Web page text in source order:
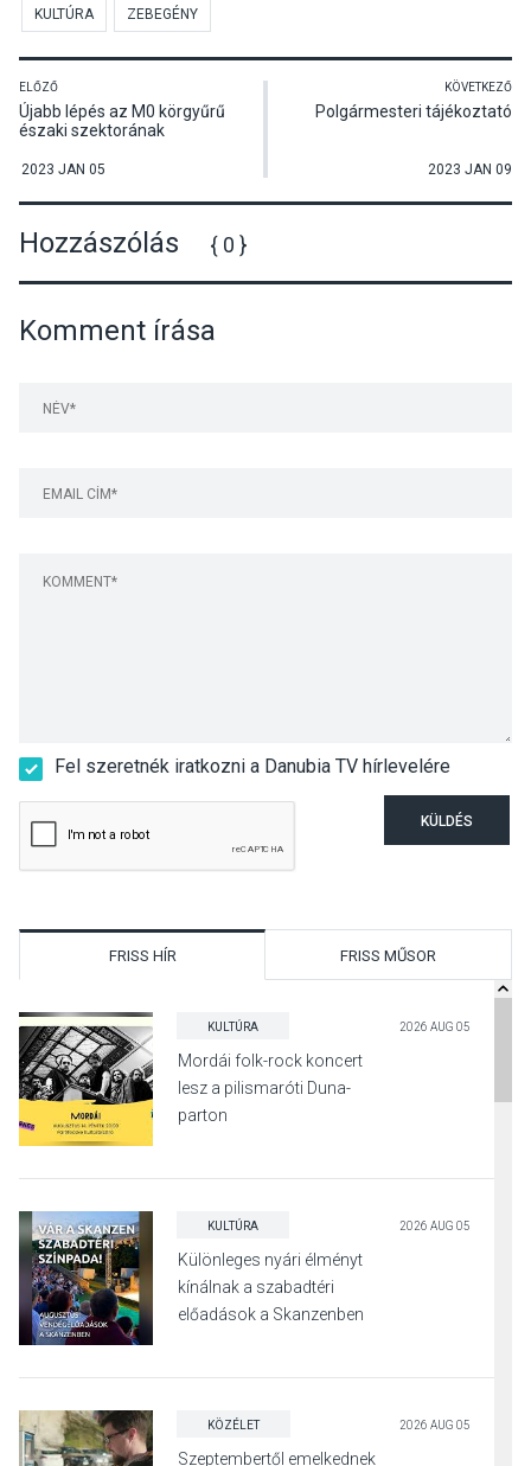
KULTÚRA ZEBEGÉNY
ELŐZŐ
Újabb lépés az M0 körgyűrű
északi szektorának
2023 JAN 05
KÖVETKEZŐ
Polgármesteri tájékoztató
2023 JAN 09
Hozzászólás { 0 }
Komment írása
Fel szeretnék iratkozni a Danubia TV hírlevelére
KÜLDÉS
FRISS HÍR FRISS MŰSOR
KULTÚRA 2026 AUG 05
Mordái folk-rock koncert
lesz a pilismaróti Duna-
parton
KULTÚRA 2026 AUG 05
Különleges nyári élményt
kínálnak a szabadtéri
előadások a Skanzenben
KÖZÉLET 2026 AUG 05
Szeptembertől emelkednek